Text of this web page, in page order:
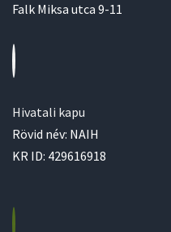
Falk Miksa utca 9-11
Hivatali kapu
Rövid név: NAIH
KR ID: 429616918